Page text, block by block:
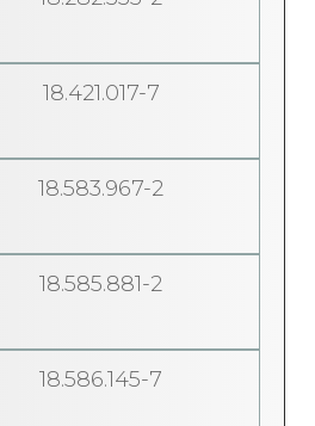
18.421.017-7
18.583.967-2
18.585.881-2
18.586.145-7